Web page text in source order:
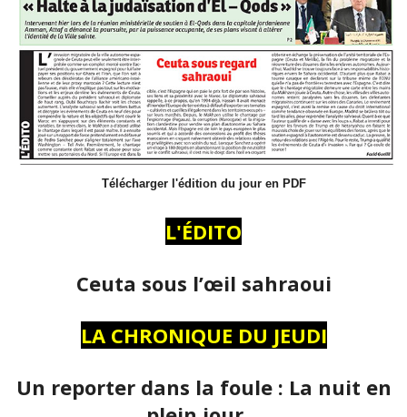
Télécharger l'édition du jour en PDF
L'ÉDITO
Ceuta sous l’œil sahraoui
LA CHRONIQUE DU JEUDI
Un reporter dans la foule : La nuit en